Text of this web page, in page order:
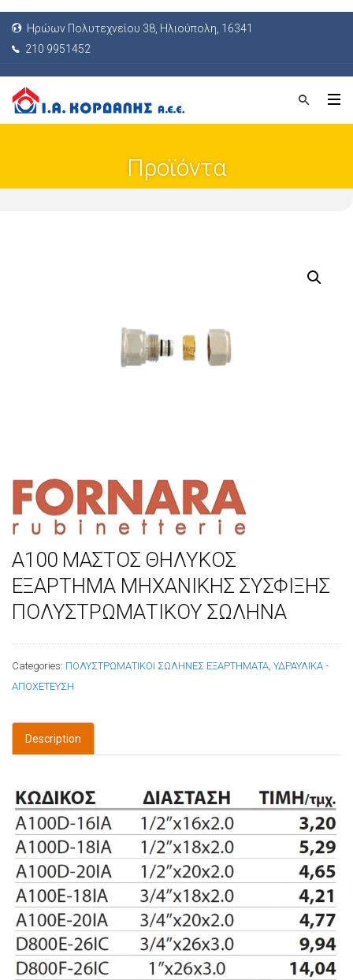
Ηρώων Πολυτεχνείου 38, Ηλιούπολη, 16341
210 9951452
Προϊόντα
Α100 ΜΑΣΤΟΣ ΘΗΛΥΚΟΣ
ΕΞΑΡΤΗΜΑ ΜΗΧΑΝΙΚΗΣ ΣΥΣΦΙΞΗΣ
ΠΟΛΥΣΤΡΩΜΑΤΙΚΟΥ ΣΩΛΗΝΑ
Categories: ΠΟΛΥΣΤΡΩΜΑΤΙΚΟΙ ΣΩΛΗΝΕΣ ΕΞΑΡΤΗΜΑΤΑ ΥΔΡΑΥΛΙΚΑ -
ΑΠΟΧΕΤΕΥΣΗ
Description